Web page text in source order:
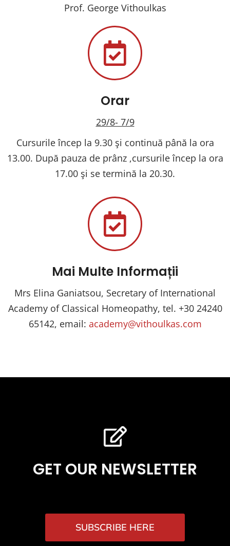
Prof. George Vithoulkas
Orar
29/8- 7/9
Cursurile încep la 9.30 şi continuă până la ora
13.00. După pauza de prânz ,cursurile încep la ora
17.00 şi se termină la 20.30.
Mai Multe Informații
Mrs Elina Ganiatsou, Secretary of International
Academy of Classical Homeopathy, tel. +30 24240
65142, email: academy@vithoulkas.com
GET OUR NEWSLETTER
SUBSCRIBE HERE